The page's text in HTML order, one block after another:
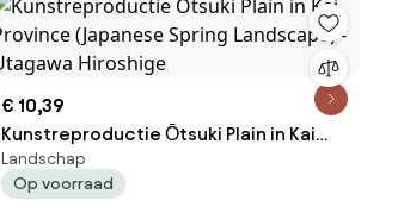
€ 10,39
Kunstreproductie Ōtsuki Plain in Kai
Province (Japanese Spring Landscape)
- Utagawa Hiroshige
Landschap
Op voorraad